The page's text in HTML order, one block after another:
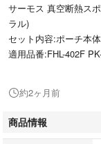
サーモス 真空断熱ス
ラル)
セット内容:ポーチ本
適用品番:FHL-402F
サーモス 真空断熱ス
ラル)
ed67B08JGLXLGCc00b
約2ヶ月前
商品情報